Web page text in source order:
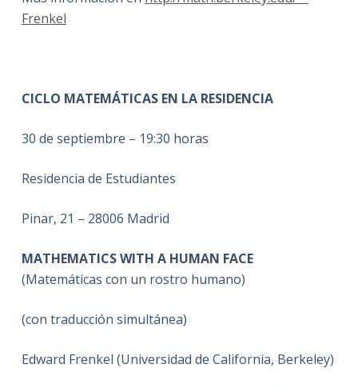
Frenkel
CICLO MATEMÁTICAS EN LA RESIDENCIA
30 de septiembre – 19:30 horas
Residencia de Estudiantes
Pinar, 21 – 28006 Madrid
MATHEMATICS WITH A HUMAN FACE
(Matemáticas con un rostro humano)
(con traducción simultánea)
Edward Frenkel (Universidad de California, Berkeley)